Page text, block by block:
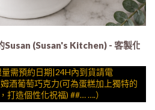
Susan (Susan's Kitchen) - 客製化
需預約日期|24H內到貨請電
酒葡萄巧克力(可為蛋糕加上獨特的
文字、圖片或專利錄音/影片，打造個性化祝福) ##… ….）